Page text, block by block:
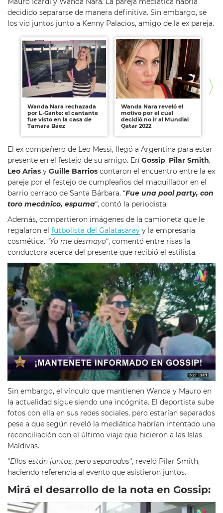
decidido separarse de manera definitiva. Sin embargo, se
los vio juntos junto a Kenny Palacios, amigo de la ex pareja.
Wanda Nara rechazada
por L-Gante: el cantante
fue visto en la casa de
Tamara Báez
Wanda Nara reveló el
motivo por el cual
decidió no ir al Mundial
Qatar 2022
El ex compañero de Leo Messi, llegó a Argentina para estar
presente en el festejo de su amigo. En Gossip, Pilar Smith,
Leo Arias y Guille Barrios contaron el encuentro entre la ex
pareja por el festejo de cumpleaños del maquillador en el
barrio cerrado de Santa Bárbara. “Fue una pool party, con
toro mecánico, espuma“, contó la periodista.
Además, compartieron imágenes de la camioneta que le
regalaron el futbolista del Galatasaray y la empresaria
cosmética. “Yo me desmayo“, comentó entre risas la
conductora acerca del presente que recibió el estilista.
Sin embargo, el vínculo que mantienen Wanda y Mauro en
la actualidad sigue siendo una incógnita. El deportista sube
fotos con ella en sus redes sociales, pero estarían separados
pese a que según reveló la mediática habrían intentado una
reconciliación con el último viaje que hicieron a las Islas
Maldivas.
“Ellos están juntos, pero separados“, reveló Pilar Smith,
haciendo referencia al evento que asistieron juntos.
Mirá el desarrollo de la nota en Gossip: